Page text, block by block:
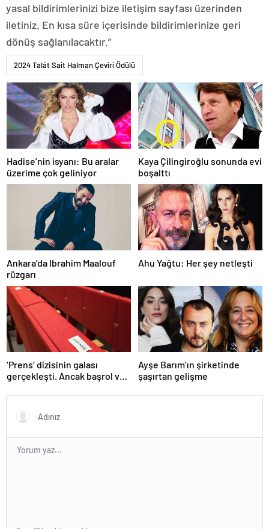
yasal bildirimlerinizi bize iletişim sayfası üzerinden
iletiniz. En kısa süre içerisinde bildirimlerinize geri
dönüş sağlanılacaktır.”
2024 Talât Sait Halman Çeviri Ödülü
Hadise’nin isyanı: Bu aralar
üzerime çok geliniyor
Kaya Çilingiroğlu sonunda evi
boşalttı
Ankara’da Ibrahim Maalouf
rüzgarı
Ahu Yağtu: Her şey netleşti
‘Prens’ dizisinin galası
gerçekleşti. Ancak başrol ve
Ayşe Barım’ın şirketinde
şaşırtan gelişme